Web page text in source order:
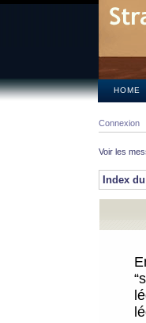
HOME
Connexion
Voir les
Index